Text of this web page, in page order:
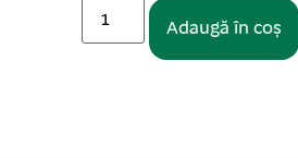
Adaugă în coș